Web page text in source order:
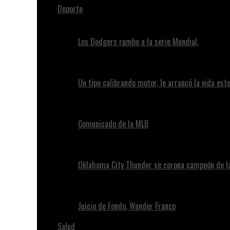
Deporte
Los Dodgers rumbo a la serie Mundial.
Un tipo calibrando motor, le arrancó la vida
Comunicado de la MLB
Oklahoma City Thunder se corona campeón de
Juicio de Fondo, Wander Franco
Salud